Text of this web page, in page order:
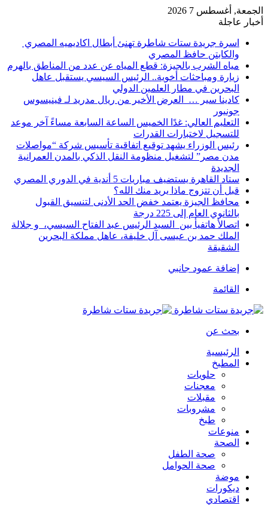
الجمعة, أغسطس 7 2026
أخبار عاجلة
اسرة جريدة ستات شاطرة تهنئ أبطال اكاديميه المصري
والكابتن حافظ المصري
مياه الشرب بالجيزة: قطع المياه عن عدد من المناطق بالهرم
زيارة ومباحثات أخوية.. الرئيس السيسي يستقبل عاهل
البحرين في مطار العلمين الدولي
كادينا سير … العرض الأخير من ريال مدريد لـ فينيسوس
جونيور
التعليم العالي: غدًا الخميس الساعة السابعة مساءً آخر موعد
للتسجيل لاختبارات القدرات
رئيس الوزراء يشهد توقيع اتفاقية تأسيس شركة “مواصلات
مدن مصر” لتشغيل منظومة النقل الذكي بالمدن العمرانية
الجديدة
ستاد القاهرة يستضيف مباريات 5 أندية في الدوري المصري
قبل أن تتزوج ماذا يريد منك الله؟
محافظ الجيزة يعتمد خفض الحد الأدنى لتنسيق القبول
بالثانوي العام إلى 225 درجة
اتصالأ هاتفيأ بين السيد الرئيس عبد الفتاح السيسي، و جلالة
الملك حمد بن عيسى آل خليفة، عاهل مملكة البحرين
الشقيقة
إضافة عمود جانبي
القائمة
بحث عن
الرئيسية
المطبخ
حلويات
معجنات
مقبلات
مشروبات
طبخ
منوعات
الصحة
صحة الطفل
صحة الحوامل
موضة
ديكورات
اقتصادي